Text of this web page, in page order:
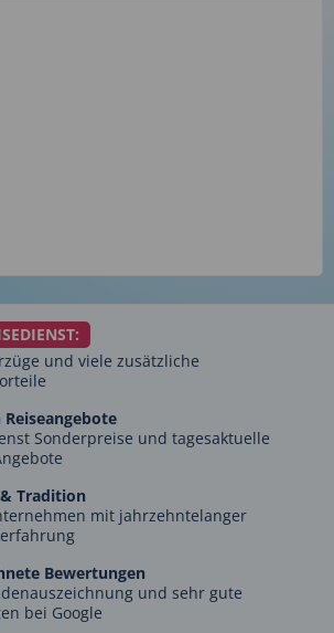
und viele zusätzliche
Reiseangebote
Sonderpreise und tagesaktuelle
Tradition
mit jahrzehntelanger
Bewertungen
und sehr gute
bei Google